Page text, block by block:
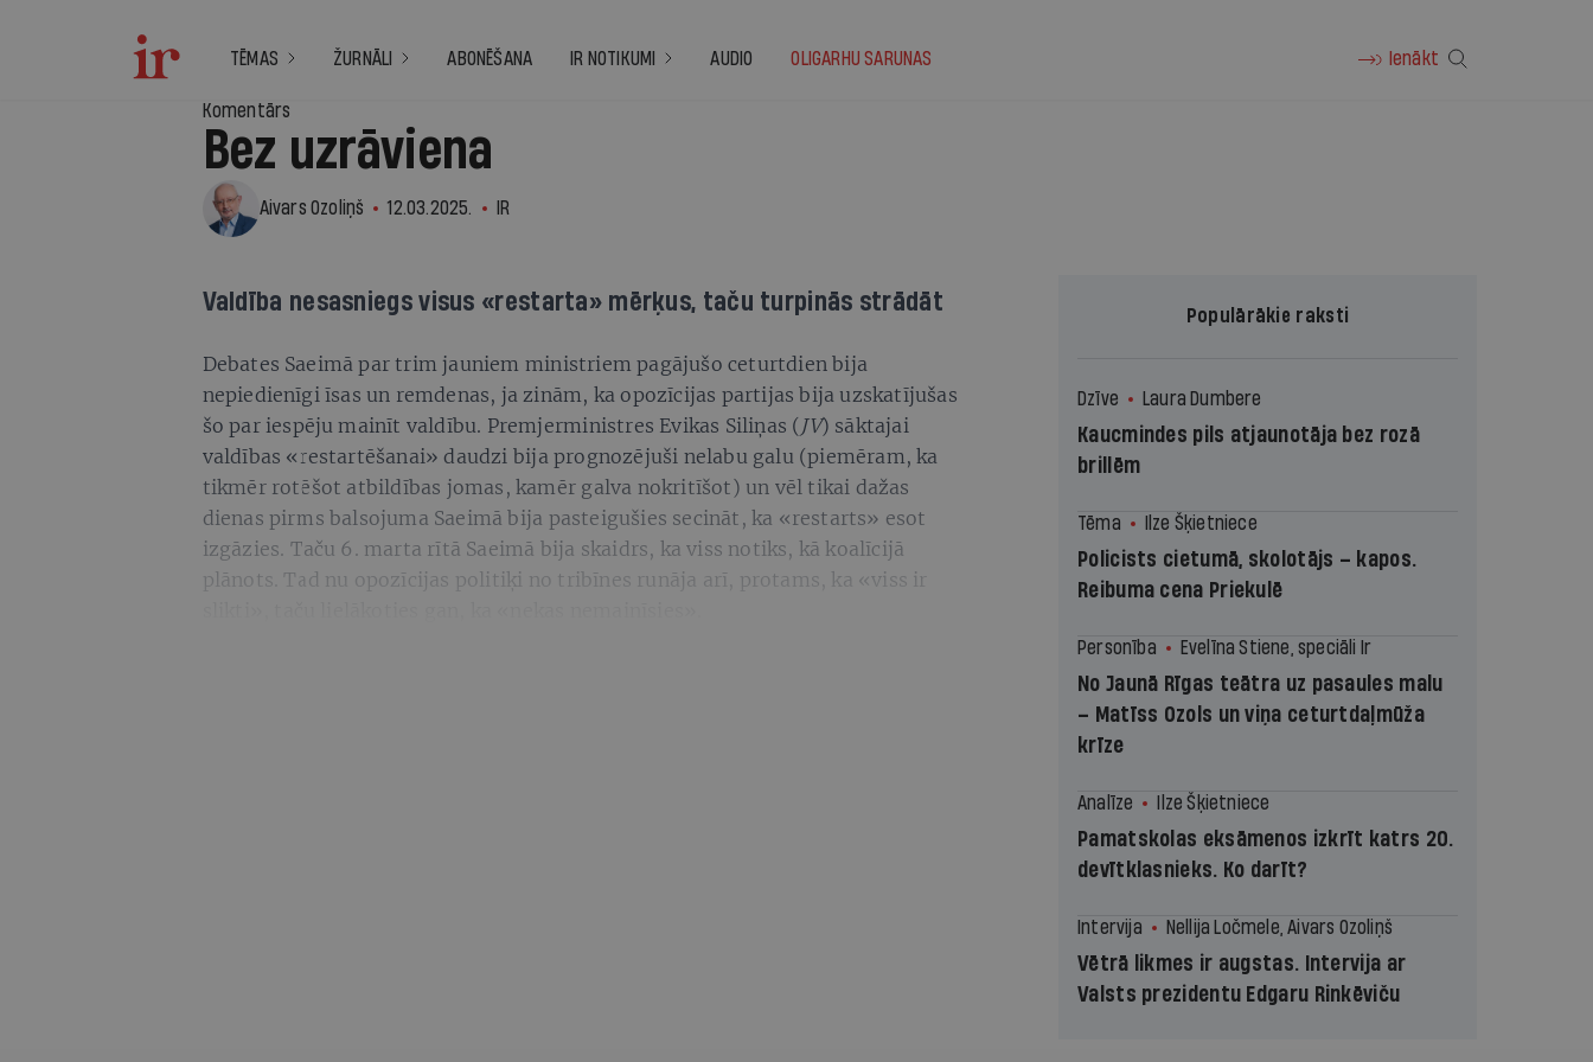
TĒMAS ŽURNĀLI ABONĒŠANA IR NOTIKUMI AUDIO OLIGARHU SARUNAS Ienākt
Komentārs
Bez uzrāviena
Aivars Ozoliņš 12.03.2025. IR
Valdība nesasniegs visus «restarta» mērķus, taču turpinās strādāt
Debates Saeimā par trim jauniem ministriem pagājušo ceturtdien bija
nepiedienīgi īsas un remdenas, ja zinām, ka opozīcijas partijas bija uzskatījušas
šo par iespēju mainīt valdību. Premjerministres Evikas Siliņas ( JV) sāktajai
valdības «restartēšanai» daudzi bija prognozējuši nelabu galu (piemēram, ka
tikmēr rotēšot atbildības jomas, kamēr galva nokritīšot) un vēl tikai dažas
dienas pirms balsojuma Saeimā bija pasteigušies secināt, ka «restarts» esot
izgāzies. Taču 6. marta rītā Saeimā bija skaidrs, ka viss notiks, kā koalīcijā
plānots. Tad nu opozīcijas politiķi no tribīnes runāja arī, protams, ka «viss ir
Populārākie raksti
Dzīve Laura Dumbere
Kaucmindes pils atjaunotāja bez rozā
brillēm
Tēma Ilze Šķietniece
Policists cietumā, skolotājs – kapos.
Reibuma cena Priekulē
Personība Evelīna Stiene, speciāli Ir
No Jaunā Rīgas teātra uz pasaules malu
– Matīss Ozols un viņa ceturtdaļmūža
krīze
Analīze Ilze Šķietniece
Pamatskolas eksāmenos izkrīt katrs 20.
devītklasnieks. Ko darīt?
Intervija Nellija Ločmele, Aivars Ozoliņš
Vētrā likmes ir augstas. Intervija ar
Valsts prezidentu Edgaru Rinkēviču